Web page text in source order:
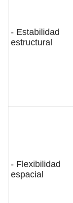
- Estabilidad
estructural
- Flexibilidad
espacial